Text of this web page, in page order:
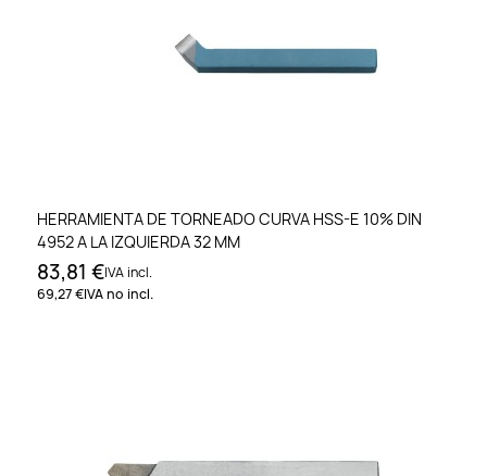
HERRAMIENTA DE TORNEADO CURVA HSS-E 10% DIN
4952 A LA IZQUIERDA 32 MM
83,81 €IVA incl.
69,27 €IVA no incl.